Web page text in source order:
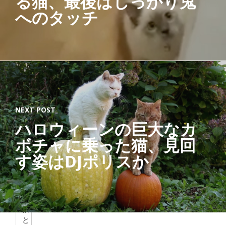
Post
s
猫
ジ
ャ
ー
ナ
リ
ス
ト
「
す
べ
て
の
猫
と
へのタッチ
NEXT POST
ハロウィーンの巨大なカ
ボチャに乗った猫、見回
す姿はDJポリスか